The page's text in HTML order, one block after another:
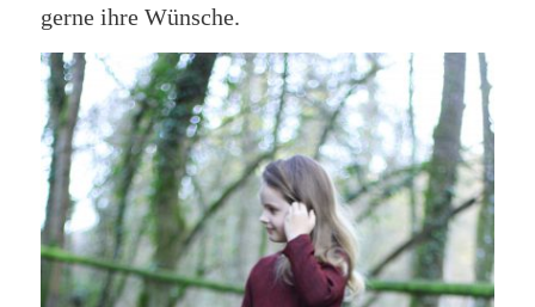
gerne ihre Wünsche.